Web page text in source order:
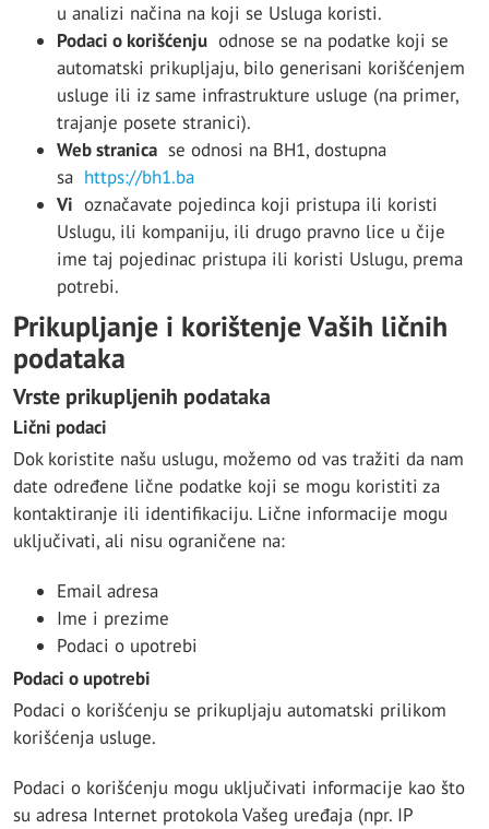
u analizi načina na koji se Usluga koristi.
Podaci o korišćenju odnose se na podatke koji se
automatski prikupljaju, bilo generisani korišćenjem
usluge ili iz same infrastrukture usluge (na primer,
trajanje posete stranici).
Web stranica se odnosi na BH1, dostupna
sa https://bh1.ba
Vi označavate pojedinca koji pristupa ili koristi
Uslugu, ili kompaniju, ili drugo pravno lice u čije
ime taj pojedinac pristupa ili koristi Uslugu, prema
potrebi.
Prikupljanje i korištenje Vaših ličnih
podataka
Vrste prikupljenih podataka
Lični podaci
Dok koristite našu uslugu, možemo od vas tražiti da nam
date određene lične podatke koji se mogu koristiti za
kontaktiranje ili identifikaciju. Lične informacije mogu
uključivati, ali nisu ograničene na:
Email adresa
Ime i prezime
Podaci o upotrebi
Podaci o upotrebi
Podaci o korišćenju se prikupljaju automatski prilikom
korišćenja usluge.
Podaci o korišćenju mogu uključivati ​​informacije kao što
su adresa Internet protokola Vašeg uređaja (npr. IP